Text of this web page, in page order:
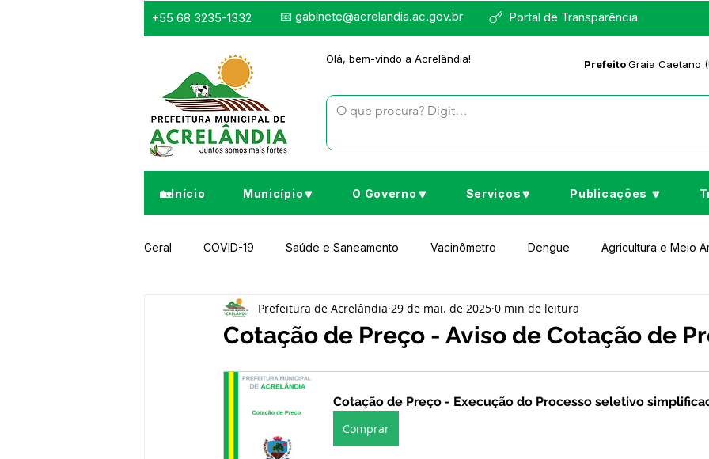
Portal de Transparência
+55 68 3235-1332 📧 gabinete@acrelandia.ac.gov.br
Olá, bem-vindo a Acrelândia! PrefeitoGraia Caetano
🏡Início Município🔽 O Governo🔽 Serviços🔽 Publicações 🔽
Geral COVID-19 Saúde e Saneamento Vacinômetro Dengue Agricultura e Meio
Infraestrutura e Obras Desporto Cultura e Lazer Educação Assistência Social
Administração e Finanças Institucional e Governo Expoacrelandia Notas e
Datas Comemorativas Defesa Civil
Cotação de Preço - Aviso de Cotação de
Prefeitura de Acrelândia 29 de mai. de 2025 0 min de leitura
Cotação de Preço - Execução do Processo seletivo
Comprar